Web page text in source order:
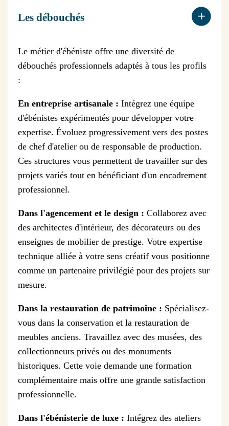
Les débouchés
Le métier d'ébéniste offre une diversité de
débouchés professionnels adaptés à tous les profils
:
En entreprise artisanale : Intégrez une équipe
d'ébénistes expérimentés pour développer votre
expertise. Évoluez progressivement vers des postes
de chef d'atelier ou de responsable de production.
Ces structures vous permettent de travailler sur des
projets variés tout en bénéficiant d'un encadrement
professionnel.
Dans l'agencement et le design : Collaborez avec
des architectes d'intérieur, des décorateurs ou des
enseignes de mobilier de prestige. Votre expertise
technique alliée à votre sens créatif vous positionne
comme un partenaire privilégié pour des projets sur
mesure.
Dans la restauration de patrimoine : Spécialisez-
vous dans la conservation et la restauration de
meubles anciens. Travaillez avec des musées, des
collectionneurs privés ou des monuments
historiques. Cette voie demande une formation
complémentaire mais offre une grande satisfaction
professionnelle.
Dans l'ébénisterie de luxe : Intégrez des ateliers